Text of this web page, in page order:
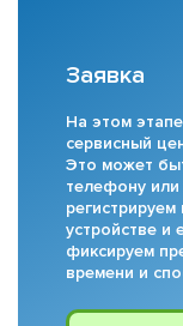
Заявка
На этом
сервисный
Это может
телефону
устройстве и
фиксируем
времени и